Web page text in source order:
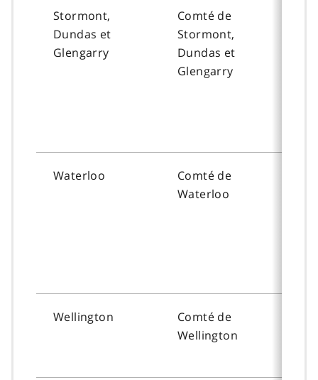
Stormont,
Dundas et
Glengarry
Comté de
Stormont,
Dundas et
Glengarry
Waterloo
Comté de
Waterloo
Wellington
Comté de
Wellington